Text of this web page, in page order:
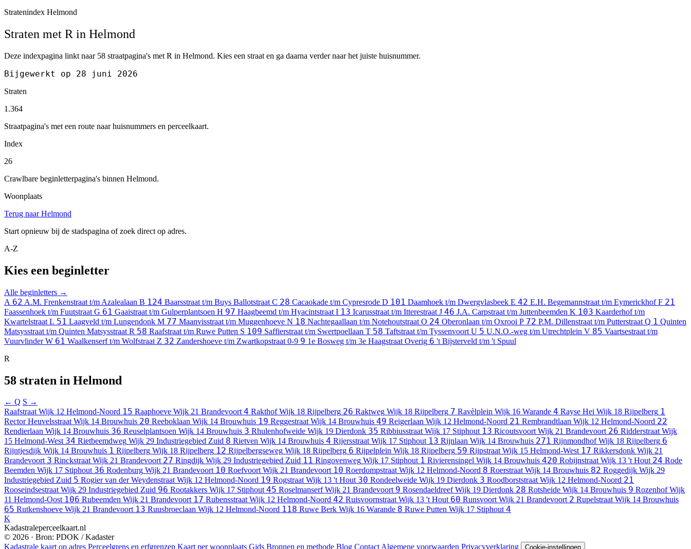
Stratenindex Helmond
Straten met R in Helmond
Deze indexpagina linkt naar 58 straatpagina's met R in Helmond. Kies een straat en ga daarna verder naar het juiste huisnummer.
Bijgewerkt op 28 juni 2026
Straten
1.364
Straatpagina's met een route naar huisnummers en perceelkaart.
Index
26
Crawlbare beginletterpagina's binnen Helmond.
Woonplaats
Terug naar Helmond
Start opnieuw bij de stadspagina of zoek direct op adres.
A-Z
Kies een beginletter
Alle beginletters →
A 62 A.M. Frenkenstraat t/m Azalealaan B 124 Baarsstraat t/m Buys Ballotstraat C 28 Cacaokade t/m Cypresrode D 101 Daamhoek t/m Dwergvlasbeek E 42 E.H. Begemannstraat t/m EymerickhofF 21
Faassenhoek t/m Fuutstraat G 61 Gaaistraat t/m Gulperplantsoen H 97 Haagbeemd t/m Hyacintstraat I 13 Icarusstraat t/m Itterestraat J 46 J.A. Carpstraat t/m Juttenbeemden K 103 Kaarderhof t/m
Kwartelstraat L 51 Laagveld t/m Lungendonk M 77 Maanvisstraat t/m Muggenhoeve N 18 Nachtegaallaan t/m Notehoutstraat O 24 Oberonlaan t/m Oxrooi P 72 P.M. Dillenstraat t/m Putterstraat Q 1 Quinten
Matsysstraat t/m Quinten Matsysstraat R 58 Raafstraat t/m Ruwe Putten S 109 Saffierstraat t/m Swertpoellaan T 58 Taftstraat t/m Tyssenvoort U 5 U.N.O.-weg t/m Utrechtplein V 85 Vaartsestraat t/m
VuurvlinderW 61 Waalkenserf t/m Wolfstraat Z 32 Zandershoeve t/m Zwartkopstraat 0-9 9 1e Bosweg t/m 3e Haagstraat Overig 6 't Bijsterveld t/m 't Spuul
R
58 straten in Helmond
← Q S →
Raafstraat Wijk 12 Helmond-Noord 15 Raaphoeve Wijk 21 Brandevoort 4 Rakthof Wijk 18 Rijpelberg 26 Raktweg Wijk 18 Rijpelberg 7 Ravèlplein Wijk 16 Warande 4 Rayse Hei Wijk 18 Rijpelberg 1
Rector Heuvelsstraat Wijk 14 Brouwhuis 20 Reeboklaan Wijk 14 Brouwhuis 19 Reggestraat Wijk 14 Brouwhuis 49 Reigerlaan Wijk 12 Helmond-Noord 21 Rembrandtlaan Wijk 12 Helmond-Noord 22
Rendierlaan Wijk 14 Brouwhuis 36 Reuselplantsoen Wijk 14 Brouwhuis 3 Rhulenhofweide Wijk 19 Dierdonk 35 Ribbiusstraat Wijk 17 Stiphout 13 Ricoutsvoort Wijk 21 Brandevoort 26 Ridderstraat Wijk
15 Helmond-West 34 Rietbeemdweg Wijk 29 Industriegebied Zuid 8 Rietven Wijk 14 Brouwhuis 4 Rijersstraat Wijk 17 Stiphout 13 Rijnlaan Wijk 14 Brouwhuis 271 Rijnmondhof Wijk 18 Rijpelberg 6
Rijntjesdijk Wijk 14 Brouwhuis 1 Rijpelberg Wijk 18 Rijpelberg 12 Rijpelbergseweg Wijk 18 Rijpelberg 6 Rijpelplein Wijk 18 Rijpelberg 59 Rijpstraat Wijk 15 Helmond-West 17 Rikkersdonk Wijk 21
Brandevoort 3 Rinckstraat Wijk 21 Brandevoort 27 Ringdijk Wijk 29 Industriegebied Zuid 11 Ringovenweg Wijk 17 Stiphout 1 Rivierensingel Wijk 14 Brouwhuis 420 Robijnstraat Wijk 13 't Hout 24 Rode
Beemden Wijk 17 Stiphout 36 Rodenburg Wijk 21 Brandevoort 10 Roefvoort Wijk 21 Brandevoort 10 Roerdompstraat Wijk 12 Helmond-Noord 8 Roerstraat Wijk 14 Brouwhuis 82 Roggedijk Wijk 29
Industriegebied Zuid 5 Rogier van der Weydenstraat Wijk 12 Helmond-Noord 19 Rogstraat Wijk 13 't Hout 30 Rondeelweide Wijk 19 Dierdonk 3 Roodborststraat Wijk 12 Helmond-Noord 21
Rooseindsestraat Wijk 29 Industriegebied Zuid 96 Rootakkers Wijk 17 Stiphout 45 Roselmanserf Wijk 21 Brandevoort 9 Rosendaeldreef Wijk 19 Dierdonk 28 Rotsheide Wijk 14 Brouwhuis 9 Rozenhof Wijk
11 Helmond-Oost 106 Rubeemden Wijk 21 Brandevoort 17 Rubensstraat Wijk 12 Helmond-Noord 42 Ruisvoornstraat Wijk 13 't Hout 60 Runsvoort Wijk 21 Brandevoort 2 Rupelstraat Wijk 14 Brouwhuis
65 Rutkenshoeve Wijk 21 Brandevoort 13 Ruusbroeclaan Wijk 12 Helmond-Noord 118 Ruwe Berk Wijk 16 Warande 8 Ruwe Putten Wijk 17 Stiphout 4
K
Kadastraleperceelkaart.nl
© 2026 · Bron: PDOK / Kadaster
Kadastrale kaart op adres Perceelgrens en erfgrenzen Kaart per woonplaats Gids Bronnen en methode Blog Contact Algemene voorwaarden Privacyverklaring Cookie-instellingen